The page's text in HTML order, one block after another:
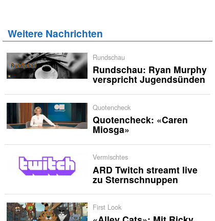
Weitere Nachrichten
Rundschau
Rundschau: Ryan Murphy
verspricht Jugendsünden
Quotencheck
Quotencheck: «Caren
Miosga»
Vermischtes
ARD Twitch streamt live
zu Sternschnuppen
First Look